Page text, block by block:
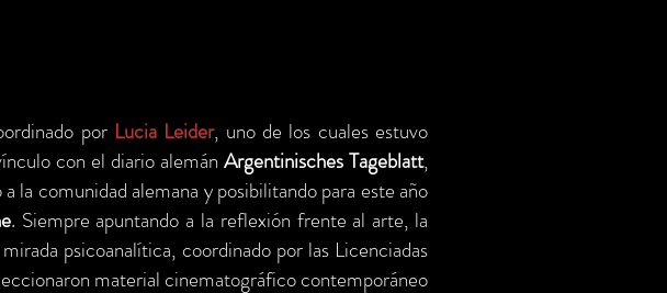
por Lucia Leider, uno de los cuales estuvo
con el diario alemánArgentinisches Tageblatt,
la comunidad alemana y posibilitando para este año
. Siempre apuntando a la reflexión frente al arte, la
psicoanalítica, coordinado por las Licenciadas
material cinematográfico contemporáneo